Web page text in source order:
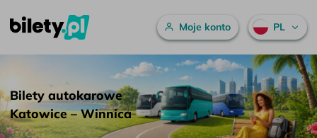
Przejdź do treści
Bilety autokarowe Katowice – Winnica – bilety.pl
Menu główne
Moje konto PL
Bilety autokarowe
Katowice – Winnica